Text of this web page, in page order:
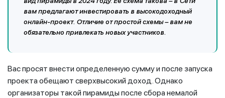
вам предлагают инвестировать в высокодоходный
онлайн-проект. Отличие от простой схемы – вам не
обязательно привлекать новых участников.
Вас просят внести определенную сумму и после запуска
проекта обещают сверхвысокий доход. Однако
организаторы такой пирамиды после сбора немалой